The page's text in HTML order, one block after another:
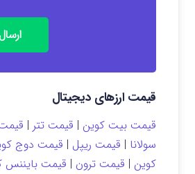
قیمت ارزهای دیجیتال
قیمت بیت کوین | قیمت تتر |
سولانا | قیمت ریپل | قیمت دوج
کوین | قیمت ترون | قیمت بایننس